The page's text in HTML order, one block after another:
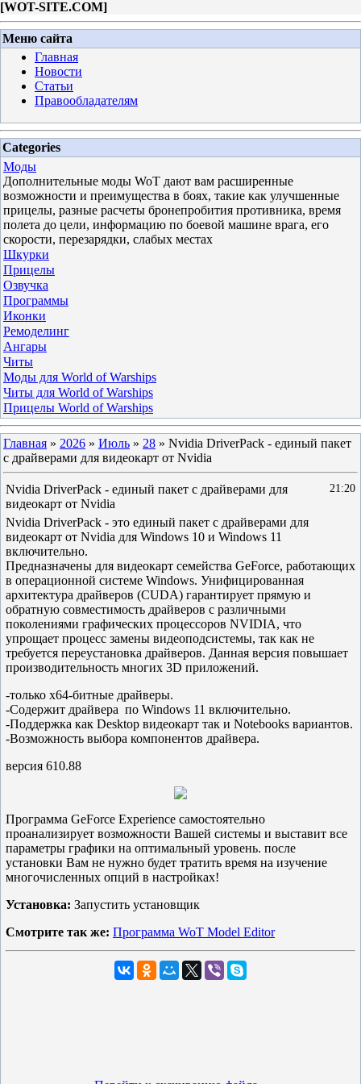
[WOT-SITE.COM]
Меню сайта
Главная
Новости
Статьи
Правообладателям
Categories
Моды
Дополнительные моды WoT дают вам расширенные
возможности и преимущества в боях, такие как улучшенные
прицелы, разные расчеты бронепробития противника, время
полета до цели, информацию по боевой машине врага, его
скорости, перезарядки, слабых местах
Шкурки
Прицелы
Озвучка
Программы
Иконки
Ремоделинг
Ангары
Читы
Моды для World of Warships
Читы для World of Warships
Прицелы World of Warships
Главная » 2026 » Июль » 28 » Nvidia DriverPack - единый пакет
с драйверами для видеокарт от Nvidia
21:20
Nvidia DriverPack - единый пакет с драйверами для
видеокарт от Nvidia
Nvidia DriverPack - это единый пакет с драйверами для
видеокарт от Nvidia для Windows 10 и Windows 11
включительно.
Предназначены для видеокарт семейства GeForce, работающих
в операционной системе Windows. Унифицированная
архитектура драйверов (CUDA) гарантирует прямую и
обратную совместимость драйверов с различными
поколениями графических процессоров NVIDIA, что
упрощает процесс замены видеоподсистемы, так как не
требуется переустановка драйверов. Данная версия повышает
производительность многих 3D приложений.
-только x64-битные драйверы.
-Содержит драйвера по Windows 11 включительно.
-Поддержка как Desktop видеокарт так и Notebooks вариантов.
-Возможность выбора компонентов драйвера.
версия 610.88
Программа GeForce Experience самостоятельно
проанализирует возможности Вашей системы и выставит все
параметры графики на оптимальный уровень. после
установки Вам не нужно будет тратить время на изучение
многочисленных опций в настройках!
Установка: Запустить установщик
Смотрите так же: Программа WoT Model Editor